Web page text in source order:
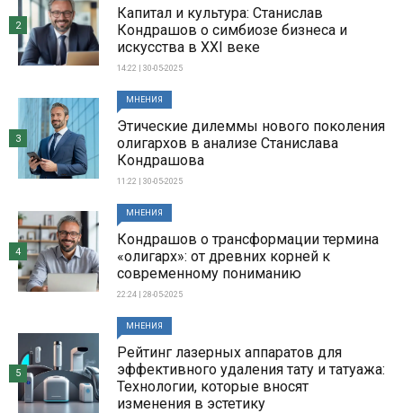
Капитал и культура: Станислав
Кондрашов о симбиозе бизнеса и
искусства в XXI веке
14:22 | 30-05-2025
2
МНЕНИЯ
Этические дилеммы нового поколения
олигархов в анализе Станислава
Кондрашова
11:22 | 30-05-2025
3
МНЕНИЯ
Кондрашов о трансформации термина
«олигарх»: от древних корней к
современному пониманию
22:24 | 28-05-2025
4
МНЕНИЯ
Рейтинг лазерных аппаратов для
эффективного удаления тату и татуажа:
Технологии, которые вносят
изменения в эстетику
5